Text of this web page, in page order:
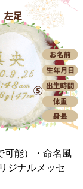
可能）・命名風
ジナルメッセ